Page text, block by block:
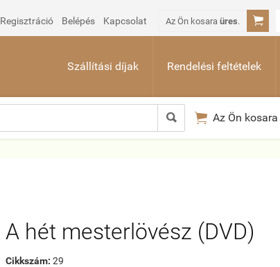
Regisztráció Belépés Kapcsolat Az Ön kosara üres. 
Szállítási díjak Rendelési feltételek
  Az Ön kosara
A hét mesterlövész (DVD)
Cikkszám: 29